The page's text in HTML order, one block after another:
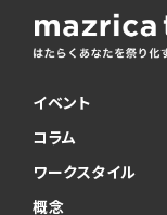
イベント
コラム
ワークスタイル
概念